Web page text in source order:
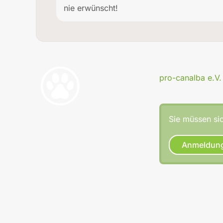
nie erwünscht!
pro-canalba e.V.
Sie müssen